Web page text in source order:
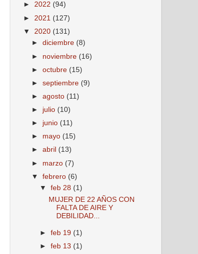
► 2022 (94)
► 2021 (127)
▼ 2020 (131)
►diciembre (8)
► noviembre (16)
►octubre (15)
►septiembre (9)
►agosto (11)
► julio (10)
► junio (11)
► mayo (15)
►abril (13)
► marzo (7)
▼febrero (6)
▼feb 28 (1)
MUJER DE 22 AÑOS CON
FALTA DE AIRE Y
DEBILIDAD...
►feb 19 (1)
►feb 13 (1)